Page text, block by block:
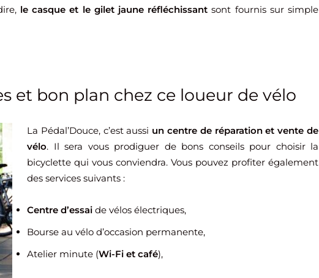
le casque et le gilet jaune réfléchissant sont fournis sur simple
et bon plan chez ce loueur de vélo
La Pédal’Douce, c’est aussi un centre de réparation et vente de
vélo. Il sera vous prodiguer de bons conseils pour choisir la
bicyclette qui vous conviendra. Vous pouvez profiter également
des services suivants :
Centre d’essai de vélos électriques,
Bourse au vélo d’occasion permanente,
Atelier minute (Wi-Fi et café),